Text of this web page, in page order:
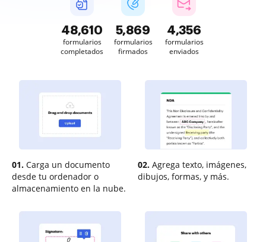
48,611
formularios
completados
5,869
formularios
firmados
4,356
formularios
enviados
01. Carga un documento
desde tu ordenador o
almacenamiento en la nube.
02. Agrega texto, imágenes,
dibujos, formas, y más.